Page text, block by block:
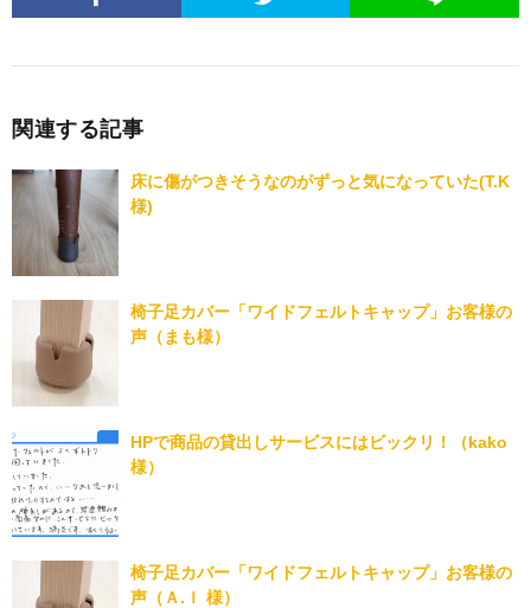
関連する記事
床に傷がつきそうなのがずっと気になっていた(T.K
様)
椅子足カバー「ワイドフェルトキャップ」お客様の
声（まも様）
HPで商品の貸出しサービスにはビックリ！（kako
様）
椅子足カバー「ワイドフェルトキャップ」お客様の
声（Ａ.Ｉ 様）